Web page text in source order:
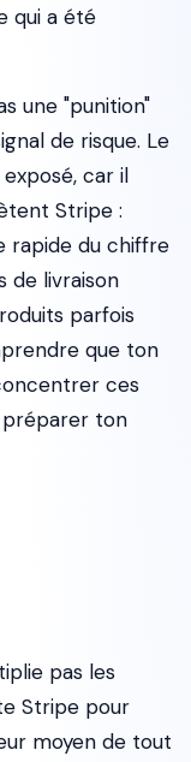
qui a été
une "punition"
de risque. Le
car il
Stripe :
rapide du chiffre
de livraison
parfois
que ton
ces
préparer ton
pas les
Stripe pour
moyen de tout